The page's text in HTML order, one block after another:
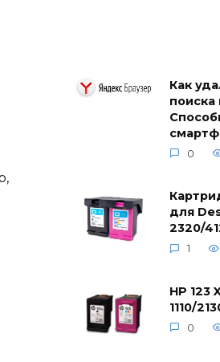
Как
поиска
0
для
2320/
1
HP 123
1110/
0